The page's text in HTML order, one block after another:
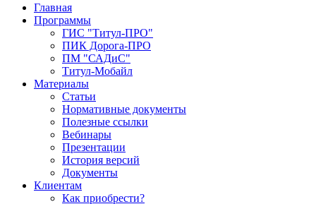
Главная
Программы
ГИС "Титул-ПРО"
ПИК Дорога-ПРО
ПМ "САДиС"
Титул-Мобайл
Материалы
Статьи
Нормативные документы
Полезные ссылки
Вебинары
Презентации
История версий
Документы
Клиентам
Как приобрести?